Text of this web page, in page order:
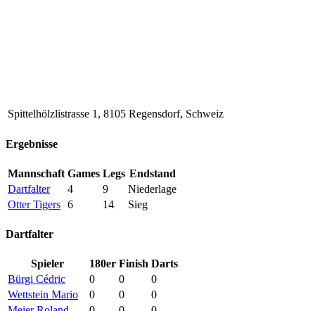
Spittelhölzlistrasse 1, 8105 Regensdorf, Schweiz
Ergebnisse
Mannschaft Games Legs Endstand
Dartfalter
4 9
Niederlage
Otter Tigers 6 14 Sieg
Dartfalter
Spieler 180er Finish Darts
Bürgi Cédric
0 0
0
Wettstein Mario
0 0
0